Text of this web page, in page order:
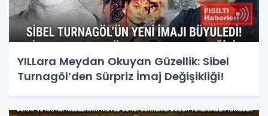
YILLara Meydan Okuyan Güzellik: Sibel
Turnagöl’den Sürpriz İmaj Değişikliği!